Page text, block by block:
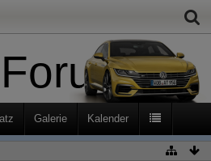
Galerie Kalender